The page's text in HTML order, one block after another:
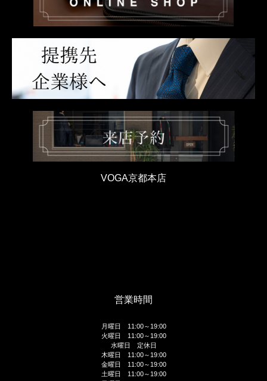
VOGA京都本店
営業時間
月曜日 11:00～19:00
火曜日 11:00～19:00
水曜日 定休日
木曜日 11:00～19:00
金曜日 11:00～19:00
土曜日 11:00～19:00